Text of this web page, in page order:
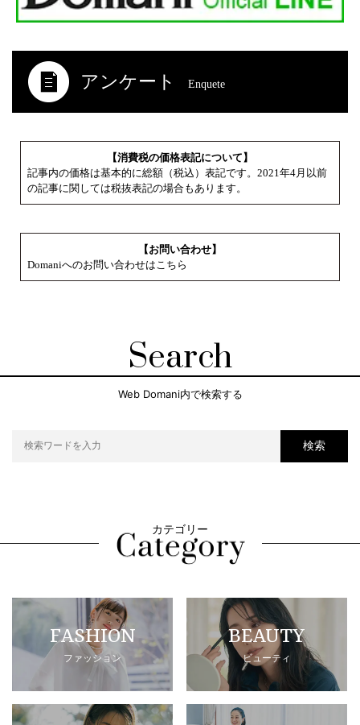
アンケート Enquete
【消費税の価格表記について】
記事内の価格は基本的に総額（税込）表記です。2021年4月以前
の記事に関しては税抜表記の場合もあります。
【お問い合わせ】
Domaniへのお問い合わせはこちら
Search
Web Domani内で検索する
検索
カテゴリー
FASHION
ファッション
BEAUTY
ビューティ